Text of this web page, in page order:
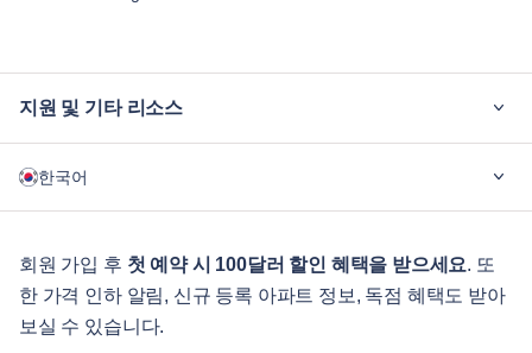
지원 및 기타 리소스
기업용
게스트 서비스
도시 가이드
한국어
English
Português
회원 가입 후 첫 예약 시 100달러 할인 혜택을 받으세요. 또
한 가격 인하 알림, 신규 등록 아파트 정보, 독점 혜택도 받아
보실 수 있습니다.